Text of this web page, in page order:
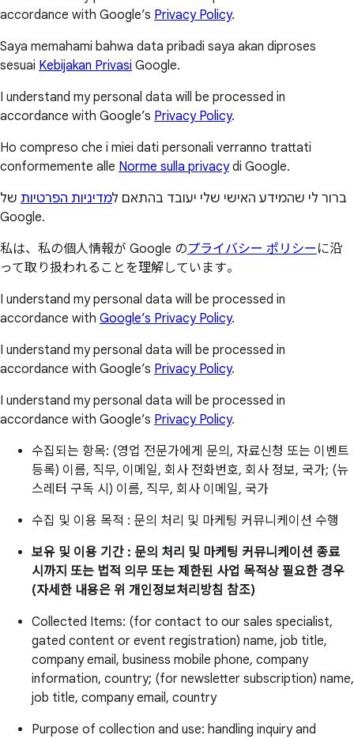
accordance with Google’s Privacy Policy.
Saya memahami bahwa data pribadi saya akan diproses
sesuai Kebijakan Privasi Google.
I understand my personal data will be processed in
accordance with Google’s Privacy Policy.
Ho compreso che i miei dati personali verranno trattati
conformemente alle Norme sulla privacydi Google.
ברור לי שהמידע האישי שלי יעובד בהתאם למדיניות הפרטיות של
Google.
私は、私の個人情報が Google のプライバシー ポリシー に沿
って取り扱われることを理解しています。
I understand my personal data will be processed in
accordance with Google’s Privacy Policy.
I understand my personal data will be processed in
accordance with Google’s Privacy Policy.
I understand my personal data will be processed in
accordance with Google’s Privacy Policy.
수집되는 항목: (영업 전문가에게 문의, 자료신청 또는 이벤트
등록) 이름, 직무, 이메일, 회사 전화번호, 회사 정보, 국가; (뉴
스레터 구독 시) 이름, 직무, 회사 이메일, 국가
수집 및 이용 목적 : 문의 처리 및 마케팅 커뮤니케이션 수행
보유 및 이용 기간 : 문의 처리 및 마케팅 커뮤니케이션 종료
시까지 또는 법적 의무 또는 제한된 사업 목적상 필요한 경우
(자세한 내용은 위 개인정보처리방침 참조)
Collected Items: (for contact to our sales specialist,
gated content or event registration) name, job title,
company email, business mobile phone, company
information, country; (for newsletter subscription) name,
job title, company email, country
Purpose of collection and use: handling inquiry and